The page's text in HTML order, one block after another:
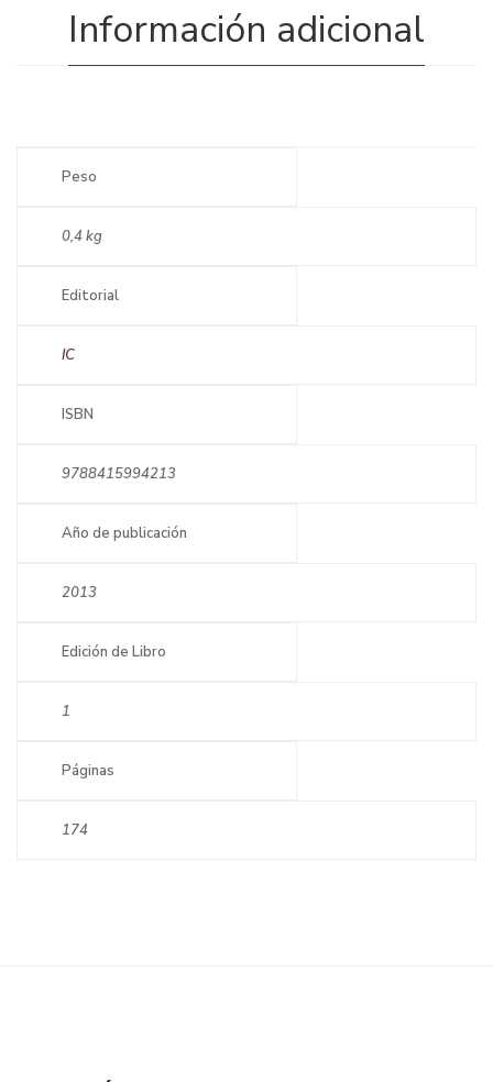
Información adicional
Peso
0,4 kg
Editorial
IC
ISBN
9788415994213
Año de publicación
2013
Edición de Libro
1
Páginas
174